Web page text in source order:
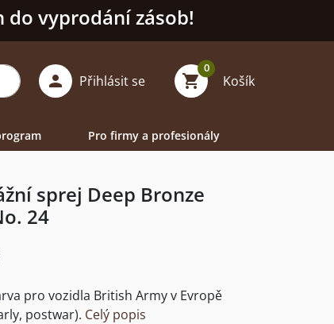
do vyprodání zásob!
 Přihlásit se shopping_cart Košík
0
Pro firmy a profesionály
sprej Deep Bronze
24
pro vozidla British Army v Evropě
postwar). Celý popis